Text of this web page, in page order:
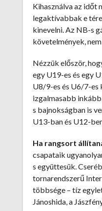
Kihasználva az időt
legaktívabbak e
kinevelni. Az NB-s
követelmények,
Nézzük először,
egy U19-es és egy
U8/9-es és U6/7-es
izgalmasabb
s bajnokságban is
U13-ban és U12-
Ha rangsort
csapataik
s együttesük.
tornarendszerű
többsége – tíz
Jánoshida, a